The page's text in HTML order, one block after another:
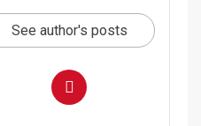
See author's posts